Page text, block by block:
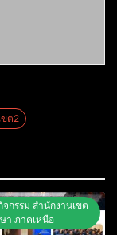
ขต2
จกรรม สำนักงานเขต
า ภาคเหนือ